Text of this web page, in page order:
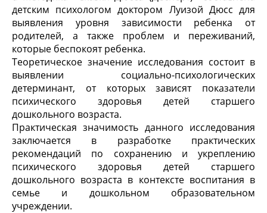
детским психологом доктором Луизой Дюсс для
выявления уровня зависимости ребенка от
родителей, а также проблем и переживаний,
которые беспокоят ребенка.
Теоретическое значение исследования состоит в
выявлении социально-психологических
детерминант, от которых зависят показатели
психического здоровья детей старшего
дошкольного возраста.
Практическая значимость данного исследования
заключается в разработке практических
рекомендаций по сохранению и укреплению
психического здоровья детей старшего
дошкольного возраста в контексте воспитания в
семье и дошкольном образовательном
учреждении.